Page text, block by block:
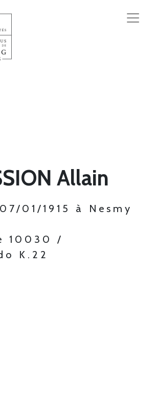
Allain
01/1915 à Nesmy
10030 /
K.22